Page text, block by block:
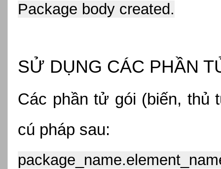
Package body created.
SỬ DỤNG CÁC PHẦN
Các phần tử gói (biến, thủ
cú pháp sau: